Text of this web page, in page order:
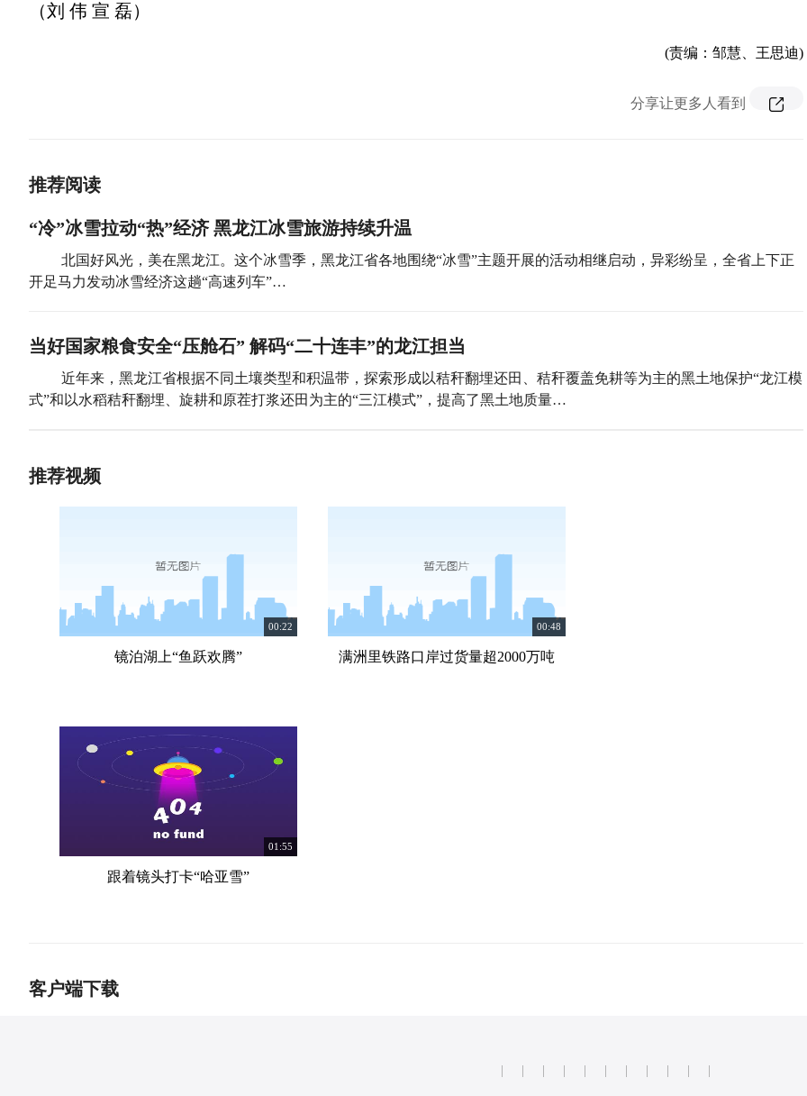
（刘 伟 宣 磊）
(责编：邹慧、王思迪)
分享让更多人看到
推荐阅读
“冷”冰雪拉动“热”经济 黑龙江冰雪旅游持续升温
北国好风光，美在黑龙江。这个冰雪季，黑龙江省各地围绕“冰雪”主题开展的活动相继启动，异彩纷呈，全省上下正
开足马力发动冰雪经济这趟“高速列车”…
当好国家粮食安全“压舱石” 解码“二十连丰”的龙江担当
近年来，黑龙江省根据不同土壤类型和积温带，探索形成以秸秆翻埋还田、秸秆覆盖免耕等为主的黑土地保护“龙江模
式”和以水稻秸秆翻埋、旋耕和原茬打浆还田为主的“三江模式”，提高了黑土地质量…
推荐视频
镜泊湖上“鱼跃欢腾”
00:22
满洲里铁路口岸过货量超2000万吨
00:48
跟着镜头打卡“哈亚雪”
01:55
客户端下载